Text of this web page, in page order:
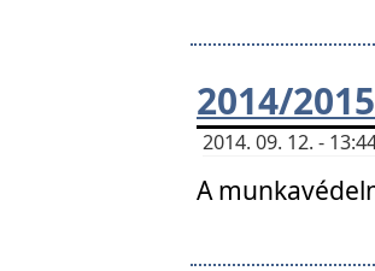
2014/
2014. 09. 12. -
A